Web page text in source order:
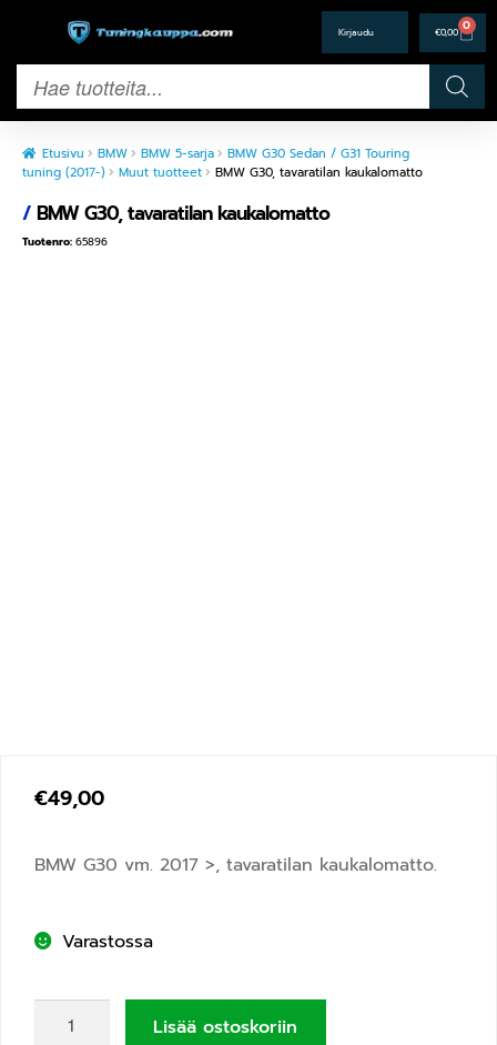
€0,00 0
Etusivu BMW BMW 5-sarja
BMW G30 Sedan / G31 Touring
tuning (2017-)
Muut tuotteet BMW G30, tavaratilan kaukalomatto
/BMW G30, tavaratilan kaukalomatto
Tuotenro: 65896
€49,00
BMW G30 vm. 2017 >, tavaratilan kaukalomatto.
Varastossa
Lisää ostoskoriin